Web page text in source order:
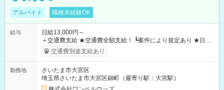
アルバイト 職種未経験OK
給与
日給13,000円～
＋交通費支給 ★交通費全額支給！ ┗案件により規定あり ★日払
いOK！（規定あり） ┗働いたその日に現金GET♪ お仕事後はコ
ンビニATMから 日払い分を引き落とせます！ 【試用期間】試
交通費別途支給あり
勤務地
さいたま市大宮区
埼玉県さいたま市大宮区錦町（最寄り駅：大宮駅）